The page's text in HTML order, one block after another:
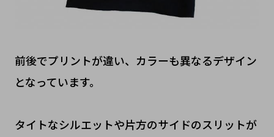
前後でプリントが違い、カラーも異なるデザイン
となっています。
タイトなシルエットや片方のサイドのスリットが